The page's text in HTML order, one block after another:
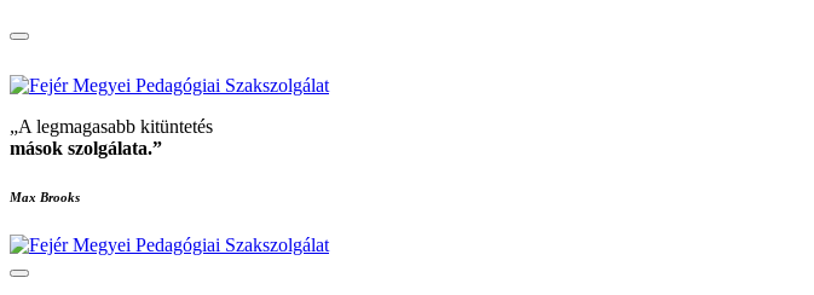
„A legmagasabb kitüntetés
mások szolgálata.”
Max Brooks